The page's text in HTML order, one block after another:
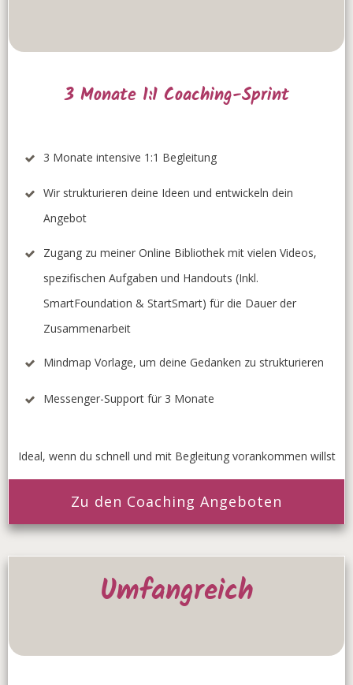
3 Monate 1:1 Coaching-Sprint
3 Monate intensive 1:1 Begleitung
Wir strukturieren deine Ideen und entwickeln dein
Angebot
Zugang zu meiner Online Bibliothek mit vielen Videos,
spezifischen Aufgaben und Handouts (Inkl.
SmartFoundation & StartSmart) für die Dauer der
Zusammenarbeit
Mindmap Vorlage, um deine Gedanken zu strukturieren
Messenger-Support für 3 Monate
Ideal, wenn du schnell und mit Begleitung vorankommen willst
Zu den Coaching Angeboten
Umfangreich